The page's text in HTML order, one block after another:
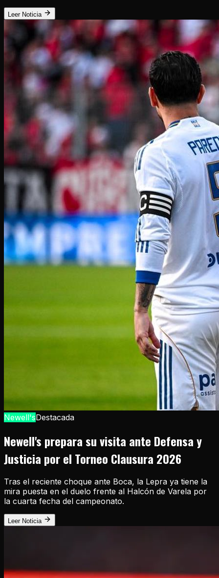
Leer Noticia
Newell'sDestacada
Newell's prepara su visita ante Defensa y
Justicia por el Torneo Clausura 2026
Tras el reciente choque ante Boca, la Lepra ya tiene la
mira puesta en el duelo frente al Halcón de Varela por
la cuarta fecha del campeonato.
Leer Noticia